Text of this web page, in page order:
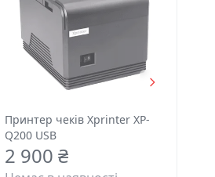
Принтер чеків Xprinter XP-
Q200 USB
2 900 ₴